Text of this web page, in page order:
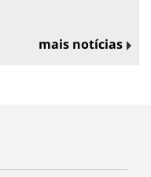
mais notícias